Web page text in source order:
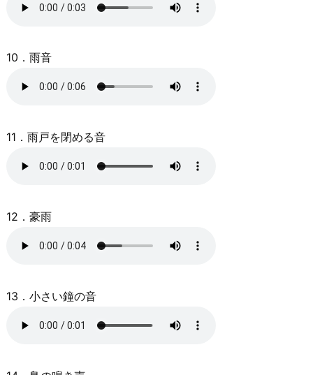
10．雨音
11．雨戸を閉める音
12．豪雨
13．小さい鐘の音